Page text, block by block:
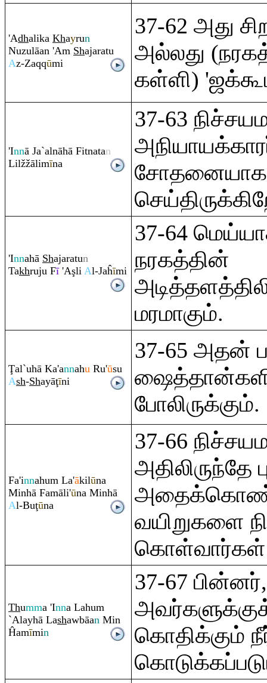
'Adhalika Khayrun
Nuzulāan 'Am Shajaratu
Az-Zaqqūmi
37-62 அது
அல்லது
கள்ளி)
'Innā Ja`alnāhā Fitnatan
Lilžžālimīna
37-63
'Innahā Shajaratun
Takhruju Fī'Aşli Al-Jaĥīmi
37-64
நரகத்தின்
மரமாகும்.
Ţal`uhā Ka'annahu Ru'ūsu
Ash-Shayāţīni
37-65 அதன்
போலிருக்கும்.
Fa'innahum La'ākilūna
Minhā Famāli'ūna Minhā
Al-Buţūna
37-66
அதிலிருந்தே
வயிறுகளை
Thumma 'Inna Lahum
`Alayhā Lashawbāan Min
Ĥamīmin
37-67
கொதிக்கும்